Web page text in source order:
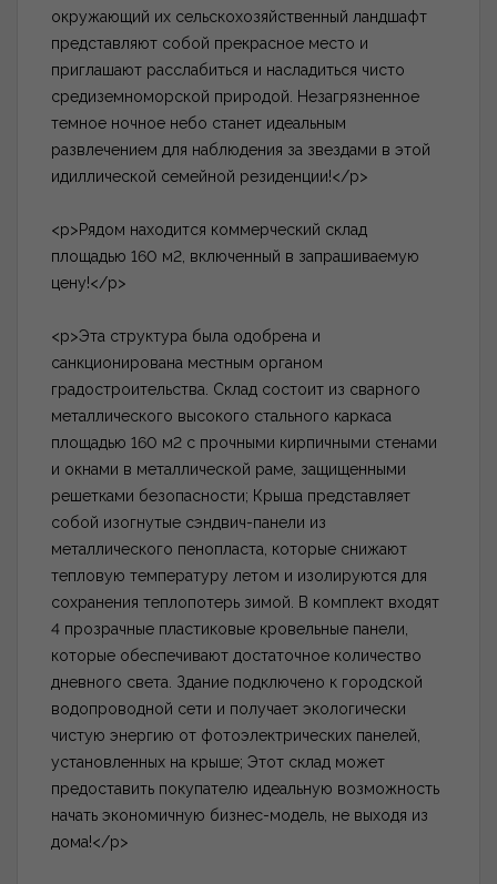
окружающий их сельскохозяйственный ландшафт
представляют собой прекрасное место и
приглашают расслабиться и насладиться чисто
средиземноморской природой. Незагрязненное
темное ночное небо станет идеальным
развлечением для наблюдения за звездами в этой
идиллической семейной резиденции!</p>
<p>Рядом находится коммерческий склад
площадью 160 м2, включенный в запрашиваемую
цену!</p>
<p>Эта структура была одобрена и
санкционирована местным органом
градостроительства. Склад состоит из сварного
металлического высокого стального каркаса
площадью 160 м2 с прочными кирпичными стенами
и окнами в металлической раме, защищенными
решетками безопасности; Крыша представляет
собой изогнутые сэндвич-панели из
металлического пенопласта, которые снижают
тепловую температуру летом и изолируются для
сохранения теплопотерь зимой. В комплект входят
4 прозрачные пластиковые кровельные панели,
которые обеспечивают достаточное количество
дневного света. Здание подключено к городской
водопроводной сети и получает экологически
чистую энергию от фотоэлектрических панелей,
установленных на крыше; Этот склад может
предоставить покупателю идеальную возможность
начать экономичную бизнес-модель, не выходя из
дома!</p>